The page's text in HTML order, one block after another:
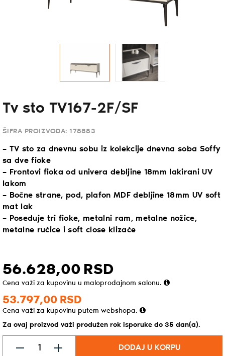
Tv sto TV167-2F/SF
ŠIFRA PROIZVODA: 178883
– TV sto za dnevnu sobu iz kolekcije dnevna soba Soffy
sa dve fioke
– Frontovi fioka od univera debljine 18mm lakirani UV
lakom
– Bočne strane, pod, plafon MDF debljine 18mm UV soft
mat lak
– Poseduje tri fioke, metalni ram, metalne nožice,
metalne ručice i soft close klizače
56.628,00 RSD
Cena važi za kupovinu u maloprodajnom salonu.
53.797,00 RSD
Cena važi za kupovinu putem webshopa.
Za ovaj proizvod važi produžen rok isporuke do 35 dan(a).
DODAJ U KORPU